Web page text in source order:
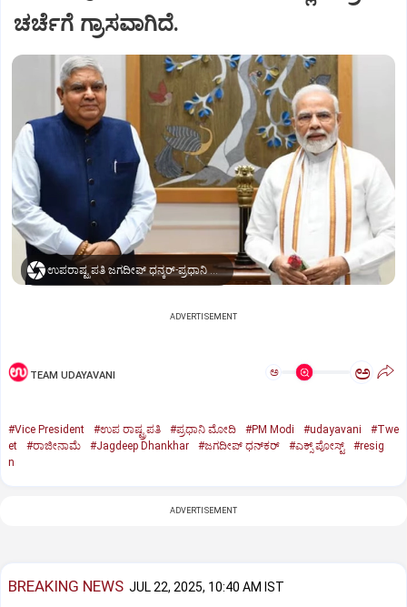
ಚರ್ಚೆಗೆ ಗ್ರಾಸವಾಗಿದೆ.
ಉಪರಾಷ್ಟ್ರಪತಿ ಜಗದೀಪ್‌ ಧನ್ಕರ್-ಪ್ರಧಾನಿ ಮೋದಿ
ADVERTISEMENT
TEAM UDAYAVANI ಅ ಅ
#Vice President #ಉಪ ರಾಷ್ಟ್ರಪತಿ #ಪ್ರಧಾನಿ ಮೋದಿ #PM Modi #udayavani
#Twe
et
#ರಾಜೀನಾಮೆ #Jagdeep Dhankhar #ಜಗದೀಪ್‌ ಧನ್‌ಕರ್‌ #ಎಕ್ಸ್‌ ಪೋಸ್ಟ್
#resig
n
ADVERTISEMENT
BREAKING NEWS JUL 22, 2025, 10:40 AM IST